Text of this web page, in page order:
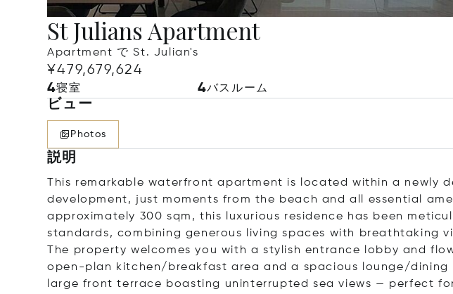
St Julians Apartment
Apartment で St. Julian's
¥479,679,624
4寝室 4バスルーム
ビュー
Photos
説明
This remarkable waterfront apartment is located within a newly
development, just moments from the beach and all essential
approximately 300 sqm, this luxurious residence has been
standards, combining generous living spaces with breathtaking
The property welcomes you with a stylish entrance lobby and
open-plan kitchen/breakfast area and a spacious lounge/dining
large front terrace boasting uninterrupted sea views — perfect